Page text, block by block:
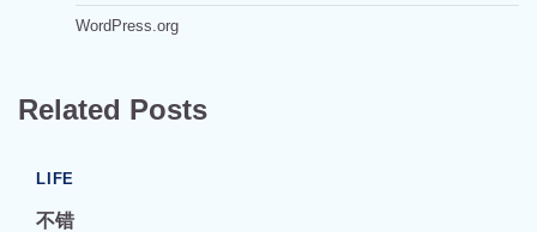
WordPress.org
Related Posts
LIFE
不错